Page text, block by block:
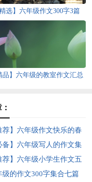
精选】六年级作文300字3篇
品】六年级的教室作文汇总
荐】六年级作文快乐的春
合集6篇
备】六年级写人的作文集
荐】六年级小学生作文五
级的作文300字集合七篇